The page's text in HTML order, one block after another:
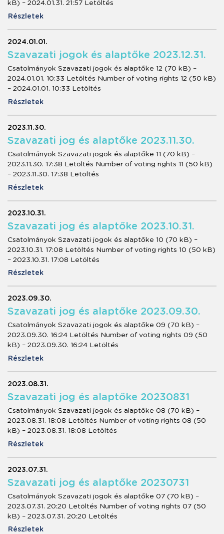
kB) – 2024.01.31. 21:57 Letöltés
Részletek
2024.01.01.
Szavazati jogok és alaptőke 2023.12.31.
Csatolmányok Szavazati jogok és alaptőke 12 (70 kB) –
2024.01.01. 10:33 Letöltés Number of voting rights 12 (50 kB)
– 2024.01.01. 10:33 Letöltés
Részletek
2023.11.30.
Szavazati jog és alaptőke 2023.11.30.
Csatolmányok Szavazati jogok és alaptőke 11 (70 kB) –
2023.11.30. 17:38 Letöltés Number of voting rights 11 (50 kB)
– 2023.11.30. 17:38 Letöltés
Részletek
2023.10.31.
Szavazati jog és alaptőke 2023.10.31.
Csatolmányok Szavazati jogok és alaptőke 10 (70 kB) –
2023.10.31. 17:08 Letöltés Number of voting rights 10 (50 kB)
– 2023.10.31. 17:08 Letöltés
Részletek
2023.09.30.
Szavazati jog és alaptőke 2023.09.30.
Csatolmányok Szavazati jogok és alaptőke 09 (70 kB) –
2023.09.30. 16:24 Letöltés Number of voting rights 09 (50
kB) – 2023.09.30. 16:24 Letöltés
Részletek
2023.08.31.
Szavazati jog és alaptőke 20230831
Csatolmányok Szavazati jogok és alaptőke 08 (70 kB) –
2023.08.31. 18:08 Letöltés Number of voting rights 08 (50
kB) – 2023.08.31. 18:08 Letöltés
Részletek
2023.07.31.
Szavazati jog és alaptőke 20230731
Csatolmányok Szavazati jogok és alaptőke 07 (70 kB) –
2023.07.31. 20:20 Letöltés Number of voting rights 07 (50
kB) – 2023.07.31. 20:20 Letöltés
Részletek